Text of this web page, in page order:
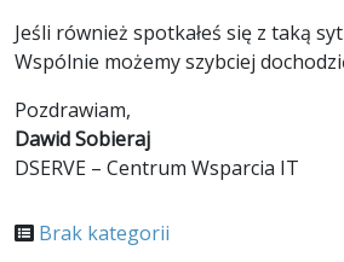
Jeśli również spotkałeś się z taką
Wspólnie możemy szybciej
Pozdrawiam,
Dawid Sobieraj
DSERVE – Centrum Wsparcia IT
Brak kategorii